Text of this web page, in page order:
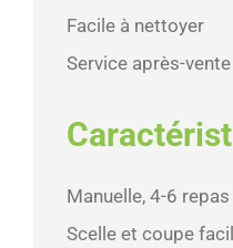
Facile à nettoyer
Service après-
Manuelle, 4-6
Scelle et coupe